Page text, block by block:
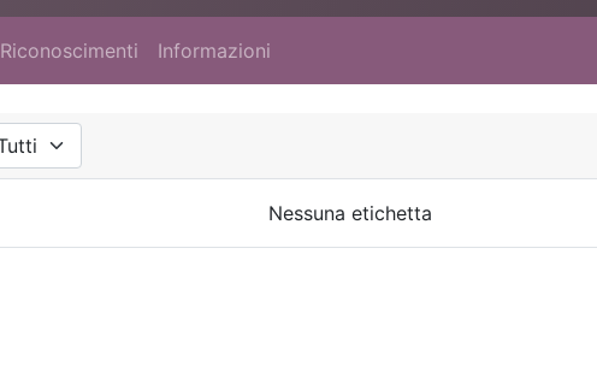
Riconoscimenti Informazioni
Nessuna etichetta